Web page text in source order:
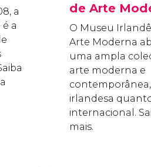
a
a
de Arte
O Museu
Arte Moderna
uma ampla
arte moderna e
irlandesa
internacional.
mais.